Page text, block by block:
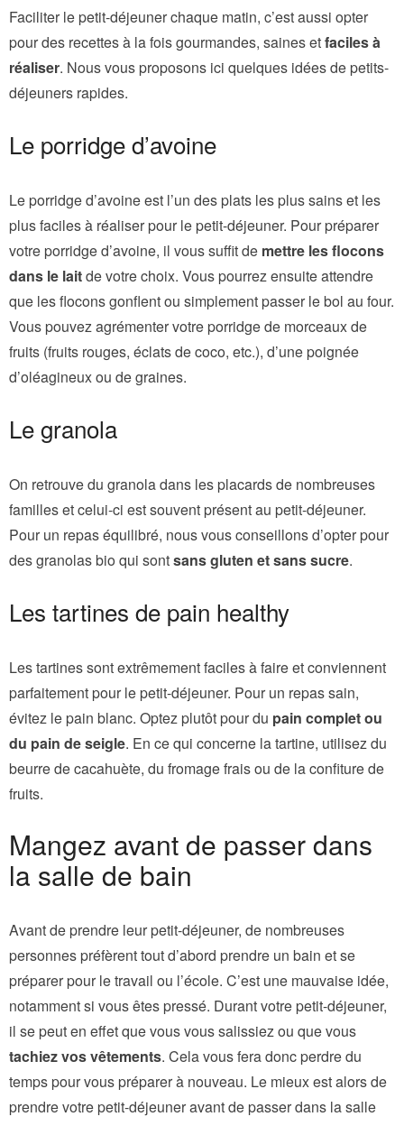
Faciliter le petit-déjeuner chaque matin, c’est aussi opter
pour des recettes à la fois gourmandes, saines etfaciles à
réaliser. Nous vous proposons ici quelques idées de petits-
déjeuners rapides.
Le porridge d’avoine
Le porridge d’avoine est l’un des plats les plus sains et les
plus faciles à réaliser pour le petit-déjeuner. Pour préparer
votre porridge d’avoine, il vous suffit de mettre les flocons
dans le laitde votre choix. Vous pourrez ensuite attendre
que les flocons gonflent ou simplement passer le bol au four.
Vous pouvez agrémenter votre porridge de morceaux de
fruits (fruits rouges, éclats de coco, etc.), d’une poignée
d’oléagineux ou de graines.
Le granola
On retrouve du granola dans les placards de nombreuses
familles et celui-ci est souvent présent au petit-déjeuner.
Pour un repas équilibré, nous vous conseillons d’opter pour
des granolas bio qui sontsans gluten et sans sucre.
Les tartines de pain healthy
Les tartines sont extrêmement faciles à faire et conviennent
parfaitement pour le petit-déjeuner. Pour un repas sain,
évitez le pain blanc. Optez plutôt pour du pain complet ou
du pain de seigle. En ce qui concerne la tartine, utilisez du
beurre de cacahuète, du fromage frais ou de la confiture de
fruits.
Mangez avant de passer dans
la salle de bain
Avant de prendre leur petit-déjeuner, de nombreuses
personnes préfèrent tout d’abord prendre un bain et se
préparer pour le travail ou l’école. C’est une mauvaise idée,
notamment si vous êtes pressé. Durant votre petit-déjeuner,
il se peut en effet que vous vous salissiez ou que vous
tachiez vos vêtements. Cela vous fera donc perdre du
temps pour vous préparer à nouveau. Le mieux est alors de
prendre votre petit-déjeuner avant de passer dans la salle